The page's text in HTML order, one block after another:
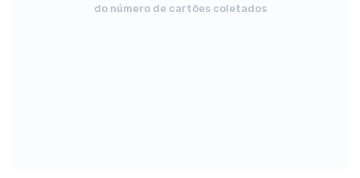
do número de cartões coletados